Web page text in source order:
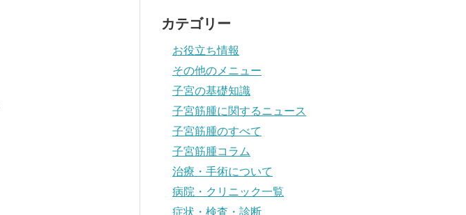
カテゴリー
お役立ち情報
その他のメニュー
子宮の基礎知識
子宮筋腫に関するニュース
子宮筋腫のすべて
子宮筋腫コラム
治療・手術について
病院・クリニック一覧
症状・検査・診断